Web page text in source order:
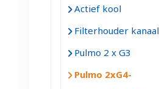
Actief kool
Filterhouder kanaal
Pulmo 2 x G3
Pulmo 2xG4